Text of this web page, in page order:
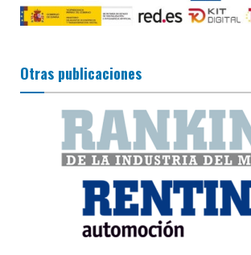
Otras publicaciones